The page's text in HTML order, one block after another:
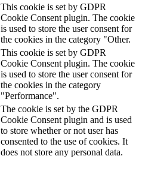
This cookie is set by GDPR
Cookie Consent plugin. The cookie
is used to store the user consent for
the cookies in the category "Other.
This cookie is set by GDPR
Cookie Consent plugin. The cookie
is used to store the user consent for
the cookies in the category
"Performance".
The cookie is set by the GDPR
Cookie Consent plugin and is used
to store whether or not user has
consented to the use of cookies. It
does not store any personal data.